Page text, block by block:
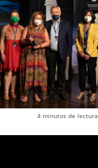
4 minutos de lectura